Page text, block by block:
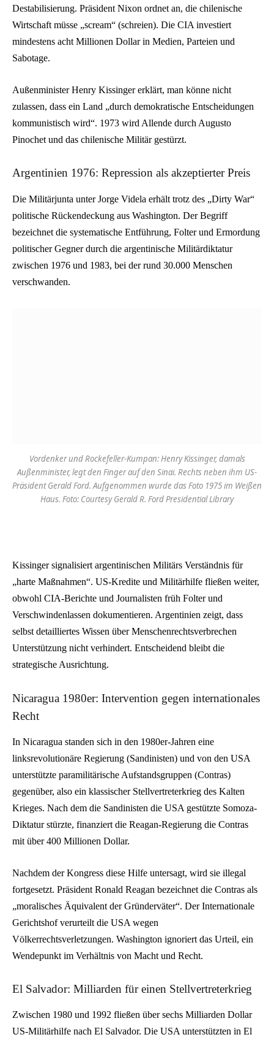
Destabilisierung. Präsident Nixon ordnet an, die chilenische
Wirtschaft müsse „scream“ (schreien). Die CIA investiert
mindestens acht Millionen Dollar in Medien, Parteien und
Sabotage.
Außenminister Henry Kissinger erklärt, man könne nicht
zulassen, dass ein Land „durch demokratische Entscheidungen
kommunistisch wird“. 1973 wird Allende durch Augusto
Pinochet und das chilenische Militär gestürzt.
Argentinien 1976: Repression als akzeptierter Preis
Die Militärjunta unter Jorge Videla erhält trotz des „Dirty War“
politische Rückendeckung aus Washington. Der Begriff
bezeichnet die systematische Entführung, Folter und Ermordung
politischer Gegner durch die argentinische Militärdiktatur
zwischen 1976 und 1983, bei der rund 30.000 Menschen
verschwanden.
Vordenker und Rockefeller-Kumpan: Henry Kissinger, damals
Außenminister, legt den Finger auf den Sinai. Rechts neben ihm US-
Präsident Gerald Ford. Aufgenommen wurde das Foto 1975 im Weißen
Haus. Foto: Courtesy Gerald R. Ford Presidential Library
Kissinger signalisiert argentinischen Militärs Verständnis für
„harte Maßnahmen“. US-Kredite und Militärhilfe fließen weiter,
obwohl CIA-Berichte und Journalisten früh Folter und
Verschwindenlassen dokumentieren. Argentinien zeigt, dass
selbst detailliertes Wissen über Menschenrechtsverbrechen
Unterstützung nicht verhindert. Entscheidend bleibt die
strategische Ausrichtung.
Nicaragua 1980er: Intervention gegen internationales
Recht
In Nicaragua standen sich in den 1980er-Jahren eine
linksrevolutionäre Regierung (Sandinisten) und von den USA
unterstützte paramilitärische Aufstandsgruppen (Contras)
gegenüber, also ein klassischer Stellvertreterkrieg des Kalten
Krieges. Nach dem die Sandinisten die USA gestützte Somoza-
Diktatur stürzte, finanziert die Reagan-Regierung die Contras
mit über 400 Millionen Dollar.
Nachdem der Kongress diese Hilfe untersagt, wird sie illegal
fortgesetzt. Präsident Ronald Reagan bezeichnet die Contras als
„moralisches Äquivalent der Gründerväter“. Der Internationale
Gerichtshof verurteilt die USA wegen
Völkerrechtsverletzungen. Washington ignoriert das Urteil, ein
Wendepunkt im Verhältnis von Macht und Recht.
El Salvador: Milliarden für einen Stellvertreterkrieg
Zwischen 1980 und 1992 fließen über sechs Milliarden Dollar
US-Militärhilfe nach El Salvador. Die USA unterstützten in El